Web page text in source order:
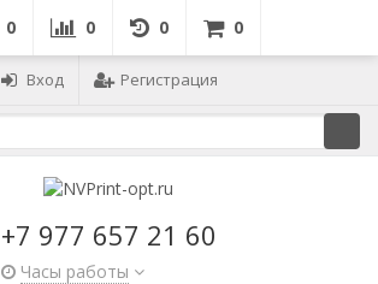
0 0 0 0
Вход Регистрация
+7 977 657 21 60
Часы работы